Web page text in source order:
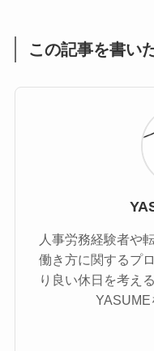
この記事を書い
人事労務経験者や
働き方に関するプ
り良い休日を考え
YASUME